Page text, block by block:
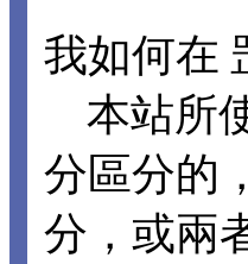
我如何在
本站所
分區分的
分，或兩